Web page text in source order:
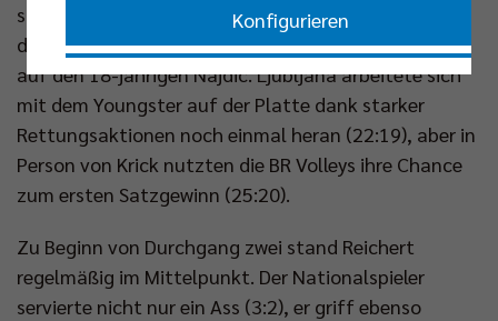
slowenischen Meisters gab dem 46-jährigen Esko in
der Endphase von Satz eins eine Pause und setzte
auf den 18-jährigen Najdic. Ljubljana arbeitete sich
mit dem Youngster auf der Platte dank starker
Rettungsaktionen noch einmal heran (22:19), aber in
Person von Krick nutzten die BR Volleys ihre Chance
zum ersten Satzgewinn (25:20).
Zu Beginn von Durchgang zwei stand Reichert
regelmäßig im Mittelpunkt. Der Nationalspieler
servierte nicht nur ein Ass (3:2), er griff ebenso
Konfigurieren
Nur essenzielle Cookies akzeptieren
Impressum|Datenschutzerklärung